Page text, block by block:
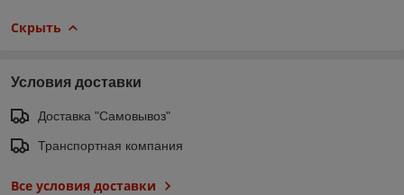
Скрыть
Условия доставки
Доставка "Самовывоз"
Транспортная компания
Все условия доставки